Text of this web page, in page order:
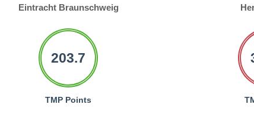
Eintracht Braunschweig
203.7
TMP Points